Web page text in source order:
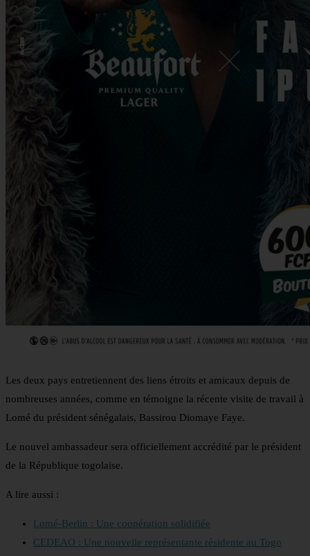
Les deux pays entretiennent des liens étroits et amicaux depuis de
nombreuses années, comme en témoigne la récente visite de travail à
Lomé du président sénégalais, Bassirou Diomaye Faye.
Le nouvel ambassadeur sera officiellement accrédité par le président
de la République togolaise.
A lire aussi :
Lomé-Berlin : Une coopération solidifiée
CEDEAO : Une nouvelle représentante résidente au Togo